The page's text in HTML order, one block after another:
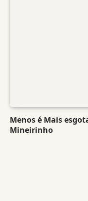
Menos é Mais
Mineirinho